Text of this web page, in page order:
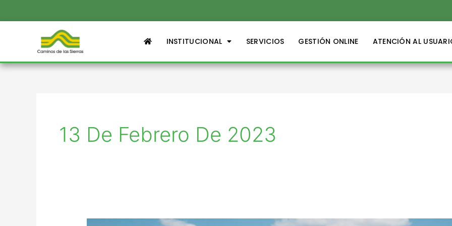
al
INSTITUCIONAL SERVICIOS GESTIÓN ONLINE ATENCIÓN AL
13 De Febrero De 2023